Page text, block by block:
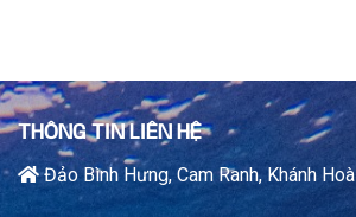
THÔNG TIN LIÊN HỆ
Đảo Bình Hưng, Cam Ranh, Khánh Hoà